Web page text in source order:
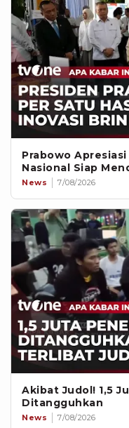
Prabowo Apresiasi
Nasional Siap
News 7/08/2026
Akibat Judol! 1,5
Ditangguhkan
News 7/08/2026